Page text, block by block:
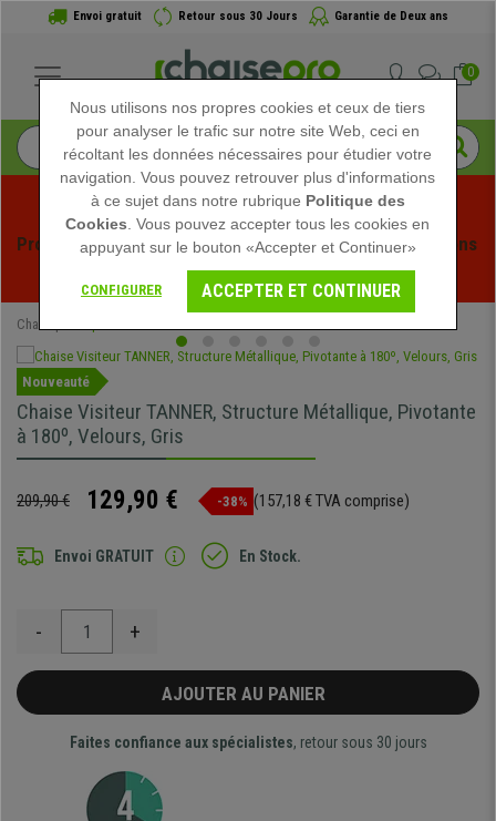
Envoi gratuit Retour sous 30 Jours Garantie de Deux ans
0
Profitez des soldes d'été chez Chaisepro ! Des réductions
exclusives pour une durée limitée - Voir l'offre
Chaisepro
Nouveauté
Chaise Visiteur TANNER, Structure Métallique, Pivotante
à 180º, Velours, Gris
209,90 € 129,90 € -38% (157,18 € TVA comprise)
Envoi GRATUIT En Stock.
- +
AJOUTER AU PANIER
Faites confiance aux spécialistes, retour sous 30 jours
Nous utilisons nos propres cookies et ceux de tiers
pour analyser le trafic sur notre site Web, ceci en
récoltant les données nécessaires pour étudier votre
navigation. Vous pouvez retrouver plus d'informations
à ce sujet dans notre rubrique Politique des
Cookies . Vous pouvez accepter tous les cookies en
appuyant sur le bouton «Accepter et Continuer»
CONFIGURER ACCEPTER ET CONTINUER